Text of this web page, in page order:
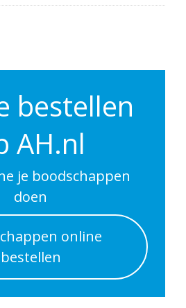
bestellen
AH.nl
je boodschappen
doen
online
bestellen